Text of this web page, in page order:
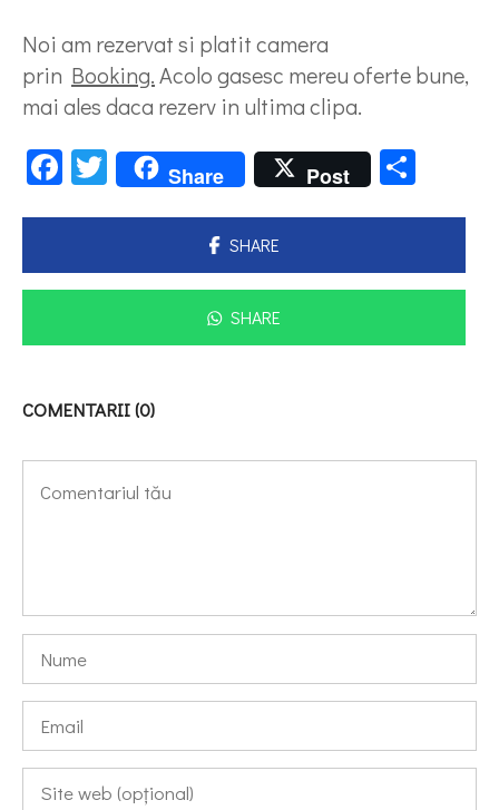
Noi am rezervat si platit camera
prin Booking.Acolo gasesc mereu oferte bune,
mai ales daca rezerv in ultima clipa.
Facebook
Twitter
Share Post
SHARE
SHARE
COMENTARII (0)